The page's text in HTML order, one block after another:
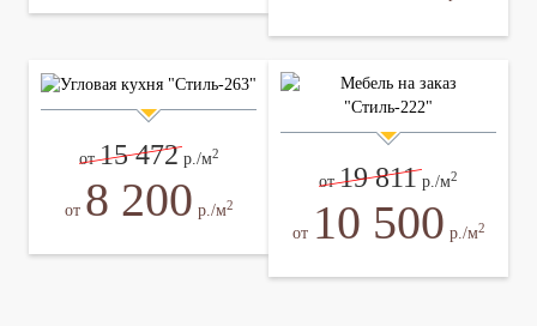
от15 472 р./м2
от 8 200 р./м2
от19 811 р./м2
от 10 500 р./м2